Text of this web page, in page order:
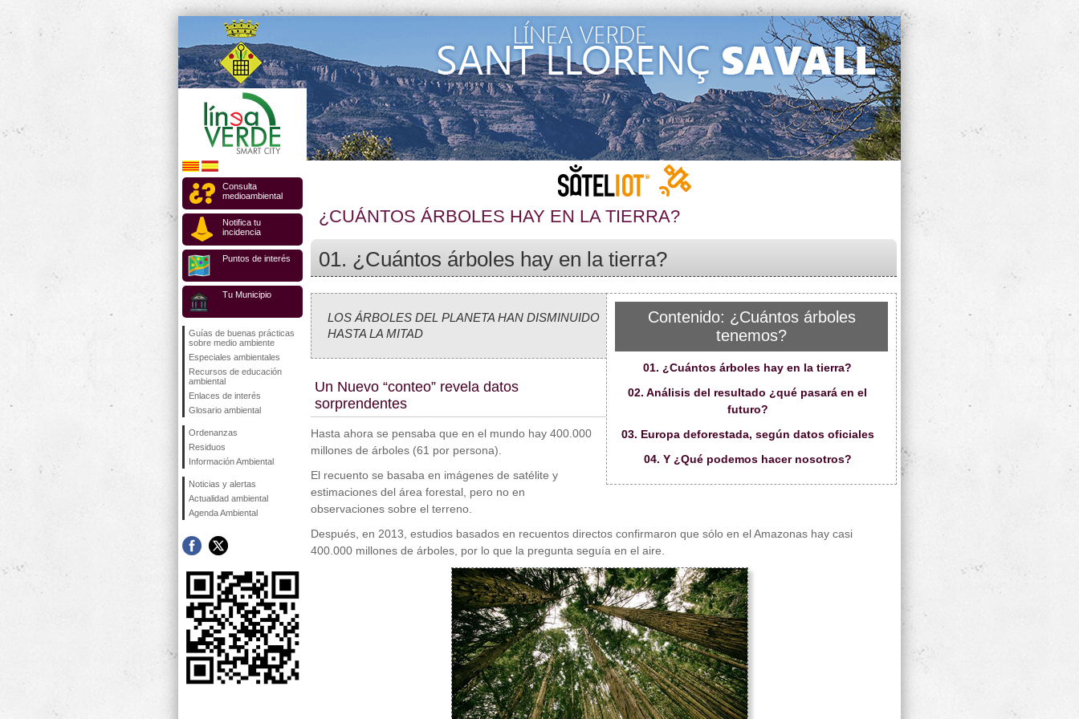
Consulta
medioambiental
Notifica tu
incidencia
Puntos de interés
Tu Municipio
Guías de buenas prácticas
sobre medio ambiente
Especiales ambientales
Recursos de educación
ambiental
Enlaces de interés
Glosario ambiental
Ordenanzas
Residuos
Información Ambiental
Noticias y alertas
Actualidad ambiental
Agenda Ambiental
¿CUÁNTOS ÁRBOLES HAY EN LA TIERRA?
01. ¿Cuántos árboles hay en la tierra?
Contenido: ¿Cuántos árboles
tenemos?
01. ¿Cuántos árboles hay en la tierra?
02. Análisis del resultado ¿qué pasará en el
futuro?
03. Europa deforestada, según datos oficiales
04. Y ¿Qué podemos hacer nosotros?
LOS ÁRBOLES DEL PLANETA HAN DISMINUIDO
HASTA LA MITAD
Un Nuevo “conteo” revela datos
sorprendentes
Hasta ahora se pensaba que en el mundo hay 400.000
millones de árboles (61 por persona).
El recuento se basaba en imágenes de satélite y
estimaciones del área forestal, pero no en
observaciones sobre el terreno.
Después, en 2013, estudios basados en recuentos directos confirmaron que sólo en el Amazonas hay casi
400.000 millones de árboles, por lo que la pregunta seguía en el aire.